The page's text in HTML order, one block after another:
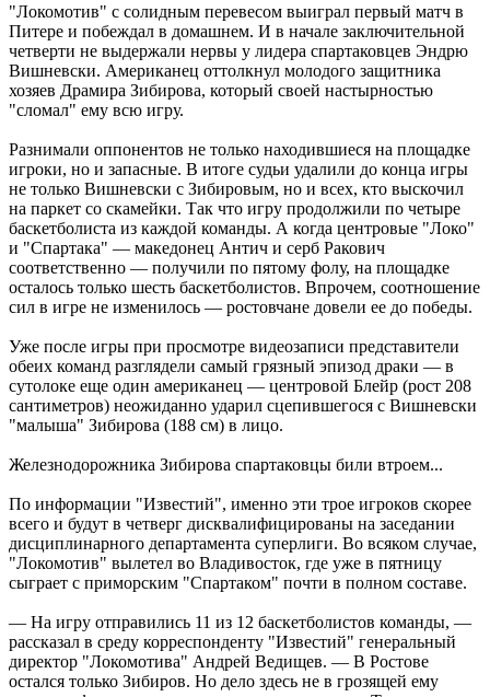
"Локомотив" с солидным перевесом выиграл первый матч в
Питере и побеждал в домашнем. И в начале заключительной
четверти не выдержали нервы у лидера спартаковцев Эндрю
Вишневски. Американец оттолкнул молодого защитника
хозяев Драмира Зибирова, который своей настырностью
"сломал" ему всю игру.
Разнимали оппонентов не только находившиеся на площадке
игроки, но и запасные. В итоге судьи удалили до конца игры
не только Вишневски с Зибировым, но и всех, кто выскочил
на паркет со скамейки. Так что игру продолжили по четыре
баскетболиста из каждой команды. А когда центровые "Локо"
и "Спартака" — македонец Антич и серб Ракович
соответственно — получили по пятому фолу, на площадке
осталось только шесть баскетболистов. Впрочем, соотношение
сил в игре не изменилось — ростовчане довели ее до победы.
Уже после игры при просмотре видеозаписи представители
обеих команд разглядели самый грязный эпизод драки — в
сутолоке еще один американец — центровой Блейр (рост 208
сантиметров) неожиданно ударил сцепившегося с Вишневски
"малыша" Зибирова (188 см) в лицо.
Железнодорожника Зибирова спартаковцы били втроем...
По информации "Известий", именно эти трое игроков скорее
всего и будут в четверг дисквалифицированы на заседании
дисциплинарного департамента суперлиги. Во всяком случае,
"Локомотив" вылетел во Владивосток, где уже в пятницу
сыграет с приморским "Спартаком" почти в полном составе.
— На игру отправились 11 из 12 баскетболистов команды, —
рассказал в среду корреспонденту "Известий" генеральный
директор "Локомотива" Андрей Ведищев. — В Ростове
остался только Зибиров. Но дело здесь не в грозящей ему